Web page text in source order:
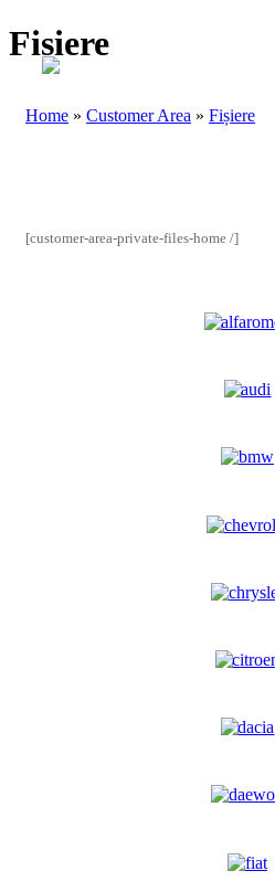
Fișiere
Home » Customer Area » Fișiere
[customer-area-private-files-home /]